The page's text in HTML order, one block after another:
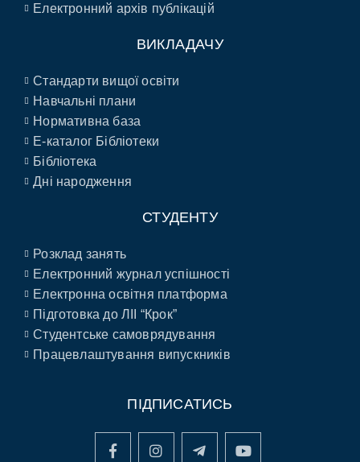
Електронний архів публікацій
ВИКЛАДАЧУ
Стандарти вищої освіти
Навчальні плани
Нормативна база
E-каталог Бібліотеки
Бібліотека
Дні народження
СТУДЕНТУ
Розклад занять
Електронний журнал успішності
Електронна освітня платформа
Підготовка до ЛІІ “Крок”
Студентське самоврядування
Працевлаштування випускників
ПІДПИСАТИСЬ